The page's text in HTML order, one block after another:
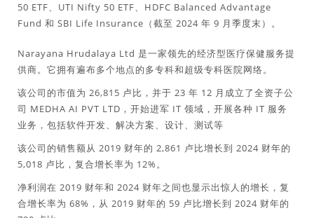
50 ETF、UTI Nifty 50 ETF、HDFC Balanced Advantage
Fund 和 SBI Life Insurance（截至 2024 年 9 月季度末）。
Narayana Hrudalaya Ltd 是一家领先的经济型医疗保健服务提
供商。它拥有遍布多个地点的多专科和超级专科医院网络。
该公司的市值为 26,815 卢比，并于 23 年 12 月成立了全资子公
司 MEDHA AI PVT LTD，开始进军 IT 领域，开展各种 IT 服务
业务，包括软件开发、解决方案、设计、测试等
该公司的销售额从 2019 财年的 2,861 卢比增长到 2024 财年的
5,018 卢比，复合增长率为 12%。
净利润在 2019 财年和 2024 财年之间也显示出惊人的增长，复
合增长率为 68%，从 2019 财年的 59 卢比增长到 2024 财年的